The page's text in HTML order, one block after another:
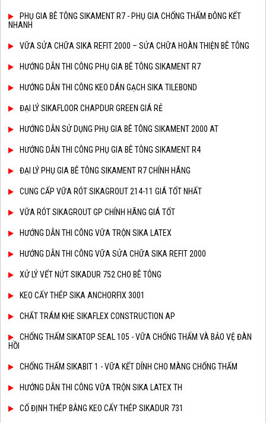
PHỤ GIA BÊ TÔNG SIKAMENT R7 - PHỤ GIA CHỐNG THẤM ĐÔNG KẾT
NHANH
VỮA SỬA CHỮA SIKA REFIT 2000 – SỬA CHỮA HOÀN THIỆN BÊ TÔNG
HƯỚNG DẪN THI CÔNG PHỤ GIA BÊ TÔNG SIKAMENT R7
HƯỚNG DẪN THI CÔNG KEO DÁN GẠCH SIKA TILEBOND
ĐẠI LÝ SIKAFLOOR CHAPDUR GREEN GIÁ RẺ
HƯỚNG DẪN SỬ DỤNG PHỤ GIA BÊ TÔNG SIKAMENT 2000 AT
HƯỚNG DẪN THI CÔNG PHỤ GIA BÊ TÔNG SIKAMENT R4
ĐẠI LÝ PHỤ GIA BÊ TÔNG SIKAMENT R7 CHÍNH HÃNG
CUNG CẤP VỮA RÓT SIKAGROUT 214-11 GIÁ TỐT NHẤT
VỮA RÓT SIKAGROUT GP CHÍNH HÃNG GIÁ TỐT
HƯỚNG DẪN THI CÔNG VỮA TRỘN SIKA LATEX
HƯỚNG DẪN THI CÔNG VỮA SỬA CHỮA SIKA REFIT 2000
XỬ LÝ VẾT NỨT SIKADUR 752 CHO BÊ TÔNG
KEO CẤY THÉP SIKA ANCHORFIX 3001
CHẤT TRÁM KHE SIKAFLEX CONSTRUCTION AP
CHỐNG THẤM SIKATOP SEAL 105 - VỮA CHỐNG THẤM VÀ BẢO VỆ ĐÀN
HỒI
CHỐNG THẤM SIKABIT 1 - VỮA KẾT DÍNH CHO MÀNG CHỐNG THẤM
HƯỚNG DẪN THI CÔNG VỮA TRỘN SIKA LATEX TH
CỐ ĐỊNH THÉP BẰNG KEO CẤY THÉP SIKADUR 731